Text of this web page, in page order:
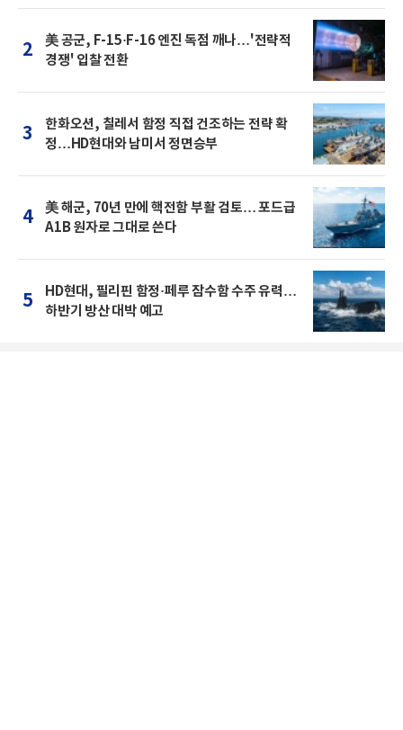
2
美 공군, F-15·F-16 엔진 독점 깨나…'전략적
경쟁' 입찰 전환
3
한화오션, 칠레서 함정 직접 건조하는 전략 확
정…HD현대와 남미서 정면승부
4
美 해군, 70년 만에 핵전함 부활 검토… 포드급
A1B 원자로 그대로 쓴다
5
HD현대, 필리핀 함정·페루 잠수함 수주 유력…
하반기 방산 대박 예고